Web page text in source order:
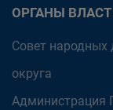
ОРГАНЫ
Совет народных
округа
Администрация